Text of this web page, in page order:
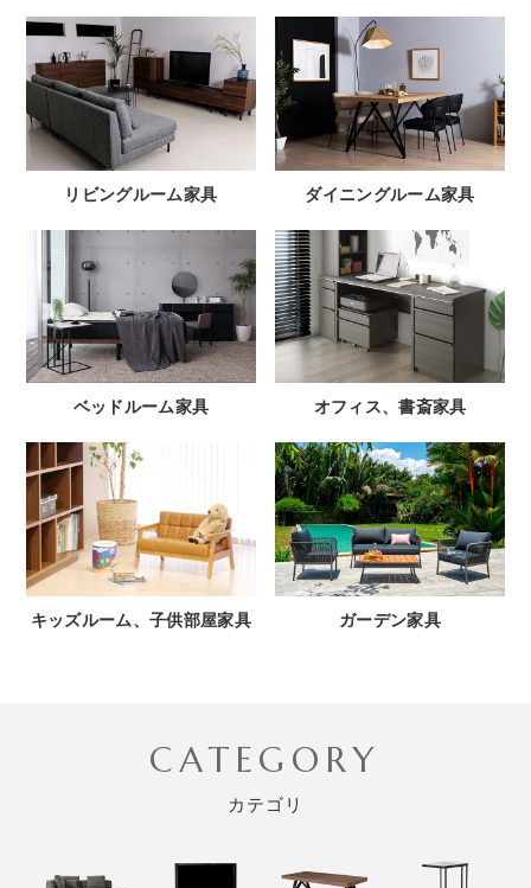
リビングルーム家具 ダイニングルーム家具
ベッドルーム家具 オフィス、書斎家具
キッズルーム、子供部屋家具 ガーデン家具
CATEGORY
カテゴリ